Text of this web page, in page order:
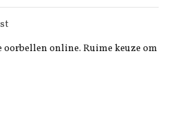
online. Ruime keuze om